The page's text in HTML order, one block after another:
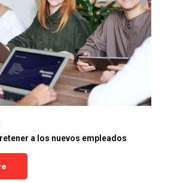
a los nuevos empleados